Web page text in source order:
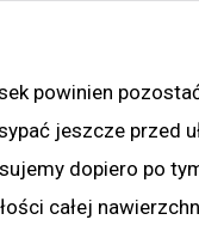
powinien
jeszcze
dopiero po
całej